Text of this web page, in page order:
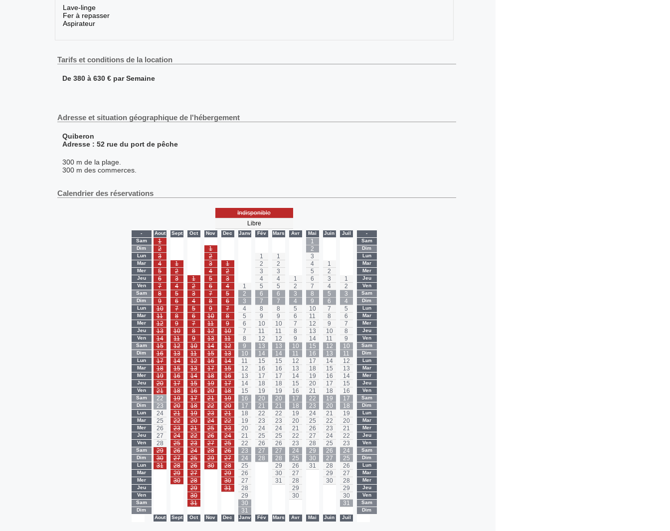
Lave-linge
Fer à repasser
Aspirateur
Tarifs et conditions de la location
De 380 à 630 € par Semaine
Adresse et situation géographique de l'hébergement
Quiberon
Adresse : 52 rue du port de pêche
300 m de la plage.
300 m des commerces.
Calendrier des réservations
Indisponible
Libre
-
Sam
Dim
Lun
Mar
Mer
Jeu
Ven
Sam
Dim
Lun
Mar
Mer
Jeu
Ven
Sam
Dim
Lun
Mar
Mer
Jeu
Ven
Sam
Dim
Lun
Mar
Mer
Jeu
Ven
Sam
Dim
Lun
Mar
Mer
Jeu
Ven
Sam
Dim
Aout
1
2
3
4
5
6
7
8
9
10
11
12
13
14
15
16
17
18
19
20
21
22
23
24
25
26
27
28
29
30
31
Aout
Sept
1
2
3
4
5
6
7
8
9
10
11
12
13
14
15
16
17
18
19
20
21
22
23
24
25
26
27
28
29
30
Sept
Oct
1
2
3
4
5
6
7
8
9
10
11
12
13
14
15
16
17
18
19
20
21
22
23
24
25
26
27
28
29
30
31
Oct
Nov
1
2
3
4
5
6
7
8
9
10
11
12
13
14
15
16
17
18
19
20
21
22
23
24
25
26
27
28
29
30
Nov
Dec
1
2
3
4
5
6
7
8
9
10
11
12
13
14
15
16
17
18
19
20
21
22
23
24
25
26
27
28
29
30
31
Dec
Janv
1
2
3
4
5
6
7
8
9
10
11
12
13
14
15
16
17
18
19
20
21
22
23
24
25
26
27
28
29
30
31
Janv
Fév
1
2
3
4
5
6
7
8
9
10
11
12
13
14
15
16
17
18
19
20
21
22
23
24
25
26
27
28
Fév
Mars
1
2
3
4
5
6
7
8
9
10
11
12
13
14
15
16
17
18
19
20
21
22
23
24
25
26
27
28
29
30
31
Mars
Avr
1
2
3
4
5
6
7
8
9
10
11
12
13
14
15
16
17
18
19
20
21
22
23
24
25
26
27
28
29
30
Avr
Mai
1
2
3
4
5
6
7
8
9
10
11
12
13
14
15
16
17
18
19
20
21
22
23
24
25
26
27
28
29
30
31
Mai
Juin
1
2
3
4
5
6
7
8
9
10
11
12
13
14
15
16
17
18
19
20
21
22
23
24
25
26
27
28
29
30
Juin
Juil
1
2
3
4
5
6
7
8
9
10
11
12
13
14
15
16
17
18
19
20
21
22
23
24
25
26
27
28
29
30
31
Juil
-
Sam
Dim
Lun
Mar
Mer
Jeu
Ven
Sam
Dim
Lun
Mar
Mer
Jeu
Ven
Sam
Dim
Lun
Mar
Mer
Jeu
Ven
Sam
Dim
Lun
Mar
Mer
Jeu
Ven
Sam
Dim
Lun
Mar
Mer
Jeu
Ven
Sam
Dim